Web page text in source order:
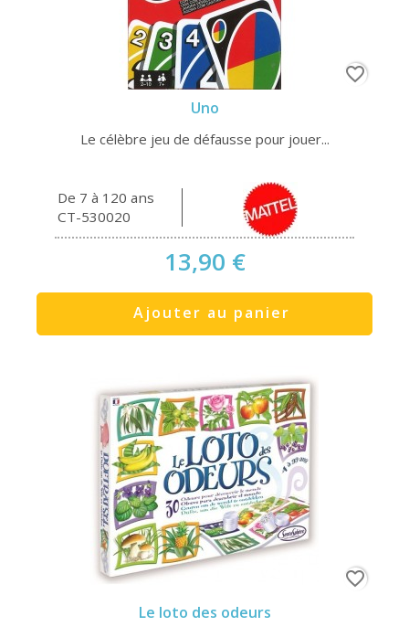
Uno
Le célèbre jeu de défausse pour jouer...
De 7 à 120 ans
CT-530020
13,90 €
Ajouter au panier
favorite_border
Le loto des odeurs
favorite_border